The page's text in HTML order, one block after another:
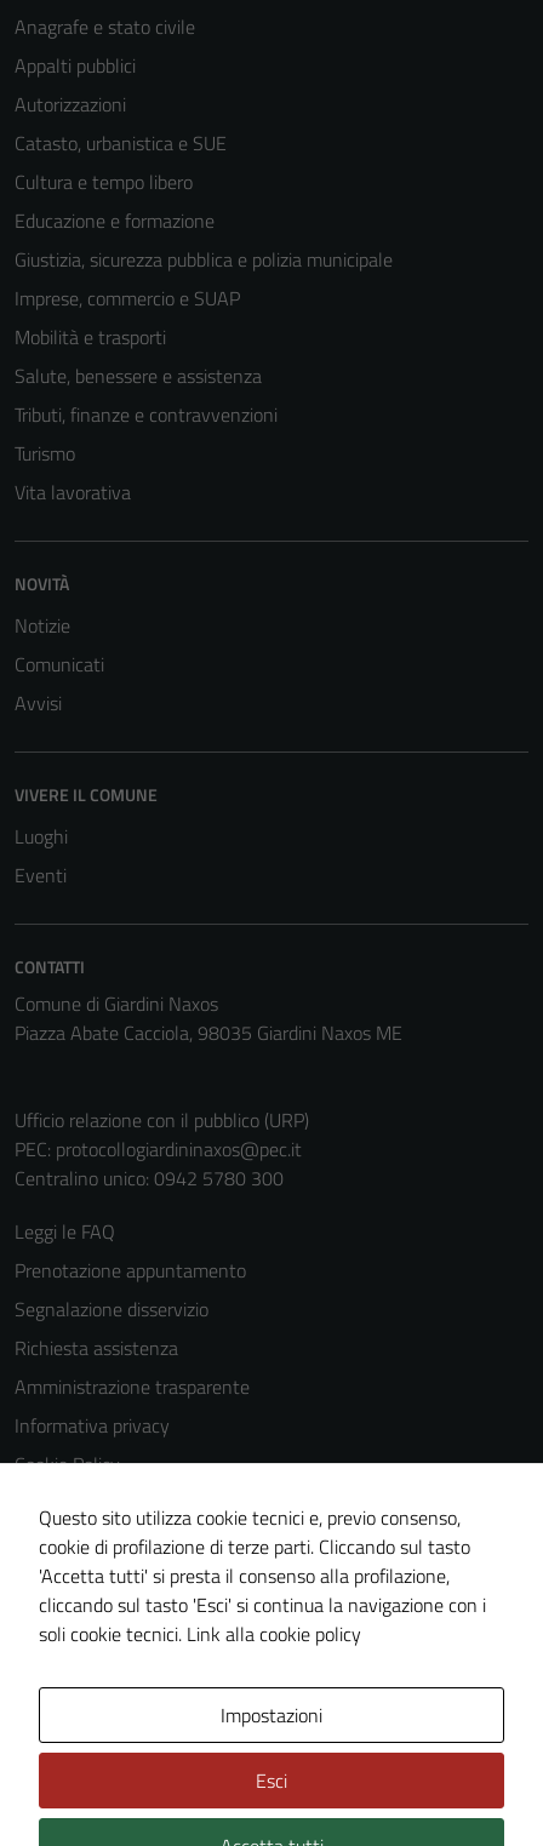
Anagrafe e stato civile
Appalti pubblici
Autorizzazioni
Catasto, urbanistica e SUE
Cultura e tempo libero
Educazione e formazione
Giustizia, sicurezza pubblica e polizia municipale
Imprese, commercio e SUAP
Mobilità e trasporti
Salute, benessere e assistenza
Tributi, finanze e contravvenzioni
Turismo
Vita lavorativa
NOVITÀ
Notizie
Comunicati
Avvisi
VIVERE IL COMUNE
Luoghi
Eventi
CONTATTI
Comune di Giardini Naxos
Piazza Abate Cacciola, 98035 Giardini Naxos ME
Ufficio relazione con il pubblico (URP)
PEC: protocollogiardininaxos@pec.it
Centralino unico: 0942 5780 300
Leggi le FAQ
Prenotazione appuntamento
Segnalazione disservizio
Richiesta assistenza
Amministrazione trasparente
Informativa privacy
Cookie Policy
Note legali
Dichiarazione di accessibilità
Obiettivi di accessibilità
Piano di miglioramento del sito
Questo sito utilizza cookie tecnici e, previo consenso,
cookie di profilazione di terze parti. Cliccando sul tasto
'Accetta tutti' si presta il consenso alla profilazione,
cliccando sul tasto 'Esci' si continua la navigazione con i
soli cookie tecnici. Link alla cookie policy
Impostazioni
Esci